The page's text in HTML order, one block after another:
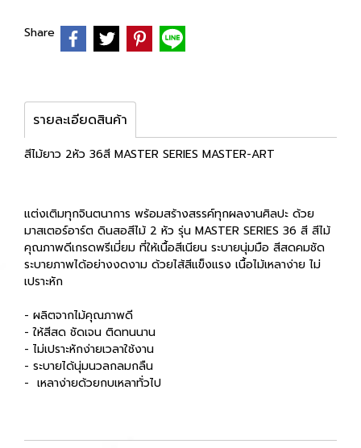
Share
รายละเอียดสินค้า
สีไม้ยาว 2หัว 36สี MASTER SERIES MASTER-ART
แต่งเติมทุกจินตนาการ พร้อมสร้างสรรค์ทุกผลงานศิลปะ ด้วย
มาสเตอร์อาร์ต ดินสอสีไม้ 2 หัว รุ่น MASTER SERIES 36 สี สีไม้
คุณภาพดีเกรดพรีเมี่ยม ที่ให้เนื้อสีเนียน ระบายนุ่มมือ สีสดคมชัด
ระบายภาพได้อย่างงดงาม ด้วยไส้สีแข็งแรง เนื้อไม้เหลาง่าย ไม่
เปราะหัก
- ผลิตจากไม้คุณภาพดี
- ให้สีสด ชัดเจน ติดทนนาน
- ไม่เปราะหักง่ายเวลาใช้งาน
- ระบายได้นุ่มนวลกลมกลืน
- เหลาง่ายด้วยกบเหลาทั่วไป